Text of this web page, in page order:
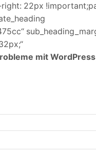
right: 22px
mit